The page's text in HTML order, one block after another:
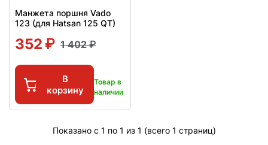
Манжета поршня Vado
123 (для Hatsan 125 QT)
352 1 402
В
корзину
Товар в
наличии
Показано с 1 по 1 из 1 (всего 1 страниц)